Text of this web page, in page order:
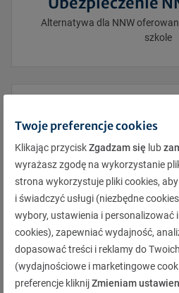
Alternatywa dla NNW
szkole
OC
Obowiązkowe
Twoje preferencje cookies
Klikając przyciskZgadzam się lub
wyrażasz zgodę na wykorzystanie
strona wykorzystuje pliki cookies,
i świadczyć usługi (niezbędne
wybory, ustawienia i personalizować
cookies), zapewniać wydajność,
dopasować treści i reklamy do
(wydajnościowe i marketingowe
preferencje kliknijZmieniam